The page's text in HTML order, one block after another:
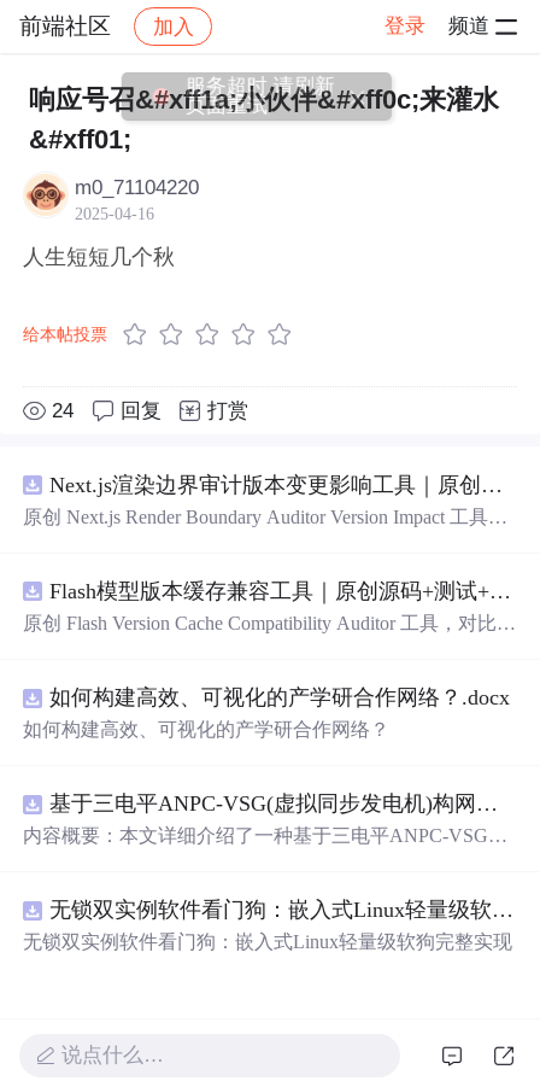
前端社区 加入 登录 频道
社区 前端社区 感慨 帖子详情
响应号召&#xff1a;小伙伴&#xff0c;来灌水
&#xff01;
m0_71104220
2025-04-16
人生短短几个秋
给本帖投票
24 回复 打赏
Next.js渲染边界审计版本变更影响工具｜原创源码+测试+离线报告
原创 Next.js Render Boundary Auditor Version Impact 工具，
入约定、规则参数、结果结构和风险项，识别变更影响。
压缩包包含完整源码、3 项自动化测试、可复现合成示
原创与授权声明。运行时零第三方依赖，不包含热点产品
或开源项目源码、Logo、官方截图、论文、生产日志或其
他受限素材。
Flash模型版本缓存兼容工具｜原创源码+测试+离线报告
原创 Flash Version Cache Compatibility Auditor 工具，对比两
复现合成示例、离线 HTML/JSON/SVG 报告、1080×720
真实运行效果图、README、运行说明、功能清单、MIT
日志或其他受限素材。
如何构建高效、可视化的产学研合作网络？.docx
如何构建高效、可视化的产学研合作网络？
基于三电平ANPC-VSG(虚拟同步发电机)构网型逆变器控制+双闭环+中点电位平衡控制
内容概要：本文详细介绍了一种基于三电平ANPC-VSG
能系统并网的Simulink仿真模型。该模型为未发表的原创研
究成果，涵盖了逆变器在并网过程中的动态响应、稳定性
群：面向具备电力电子、新能源并网或自动控制理论基础
无锁双实例软件看门狗：嵌入式Linux轻量级软狗完整实现
无锁双实例软件看门狗：嵌入式Linux轻量级软狗完整实现
说点什么…
服务超时,请刷新
页面重试